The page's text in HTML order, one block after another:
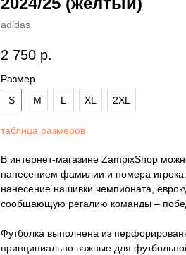
adidas
2 750 р.
Размер
S
M L XL 2XL
таблица размеров
В интернет-магазине ZampixShop
нанесением фамилии и номера
нанесение нашивки чемпионата,
сообщающую регалию команды –
Футболка выполнена из
принципиально важные для